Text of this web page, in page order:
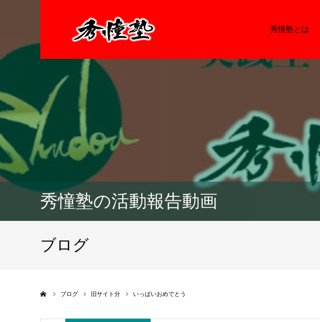
秀憧塾とは
秀憧塾の活動報告動画
ブログ
ブログ 旧サイト分 いっぱいおめでとう